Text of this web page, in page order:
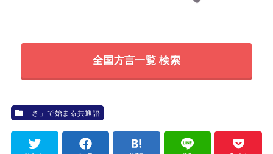
全国方言一覧 検索
「さ」で始まる共通語